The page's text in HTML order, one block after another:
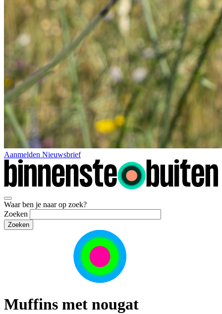
Aanmelden Nieuwsbrief
Waar ben je naar op zoek?
Zoeken
Muffins met nougat